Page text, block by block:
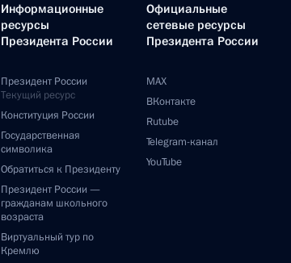
Информационные
ресурсы
Президента России
Президент России
Текущий ресурс
Конституция России
Государственная
символика
Обратиться к Президенту
Президент России —
гражданам школьного
возраста
Виртуальный тур по
Кремлю
Официальные
сетевые ресурсы
Президента России
MAX
ВКонтакте
Rutube
Telegram-канал
YouTube